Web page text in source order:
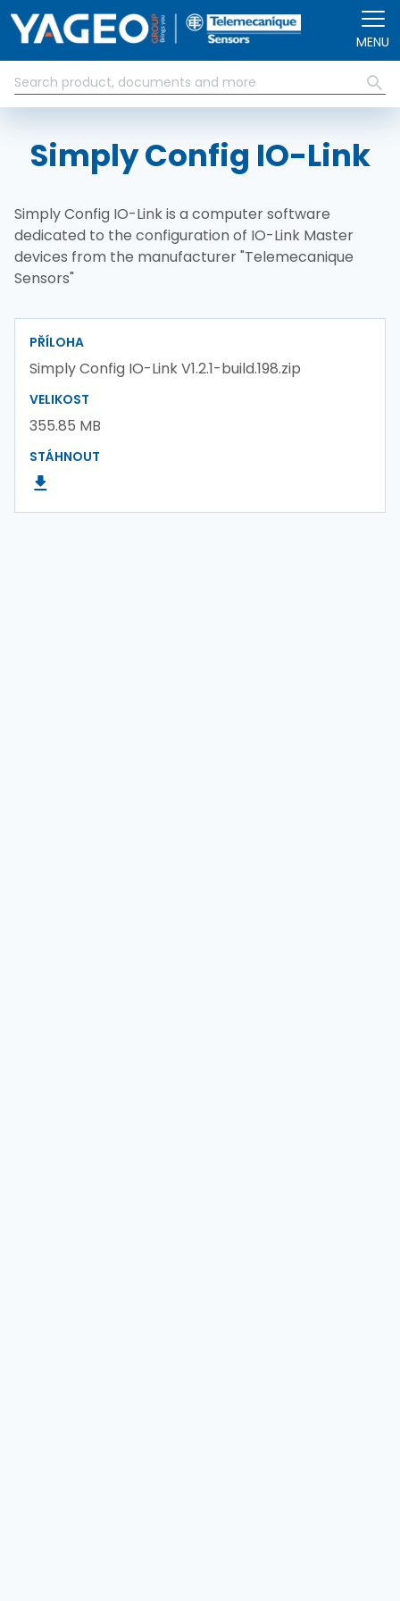
MENU
Simply Config IO-Link
Simply Config IO-Link is a computer software
dedicated to the configuration of IO-Link Master
devices from the manufacturer "Telemecanique
Sensors"
PŘÍLOHA
Simply Config IO-Link V1.2.1-build.198.zip
VELIKOST
355.85 MB
STÁHNOUT